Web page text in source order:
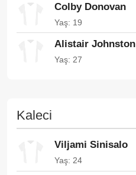
Colby Donovan
Yaş: 19
Alistair Johnston
Yaş: 27
Kaleci
Viljami Sinisalo
Yaş: 24